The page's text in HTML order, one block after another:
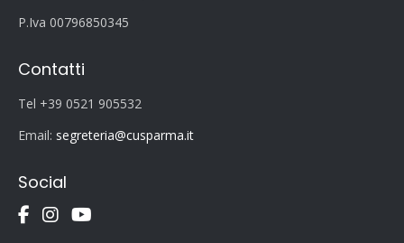
P.Iva 00796850345
Contatti
Tel +39 0521 905532
Email: segreteria@cusparma.it
Social